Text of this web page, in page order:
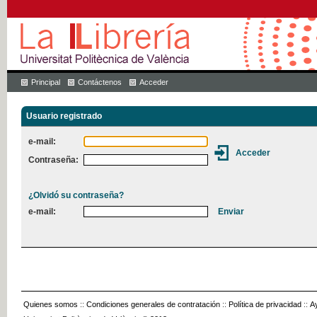
Principal Contáctenos Acceder
Usuario registrado
e-mail:
Contraseña:
¿Olvidó su contraseña?
e-mail:
Quienes somos :: Condiciones generales de contratación :: Política de privacidad ::